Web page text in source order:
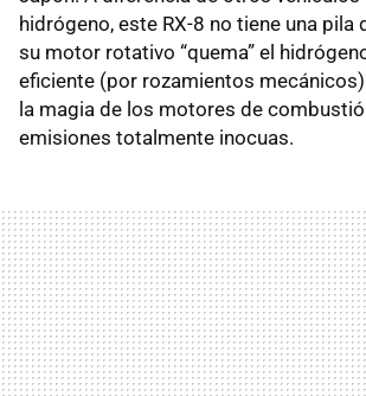
hidrógeno, este RX-8 no tiene una pila
su motor rotativo “quema” el
eficiente (por rozamientos
la magia de los motores de
emisiones totalmente inocuas.